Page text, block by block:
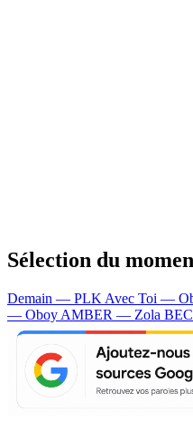
Sélection du
Demain — PLK Avec Toi —
— Oboy AMBER — Zola